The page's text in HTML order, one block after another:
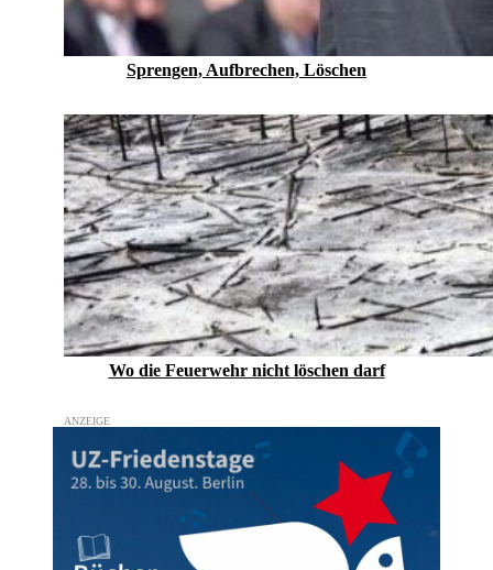
Sprengen, Aufbrechen, Löschen
Wo die Feuerwehr nicht löschen darf